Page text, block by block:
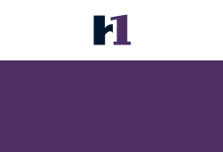
Hostal Joaquín
料金 写真